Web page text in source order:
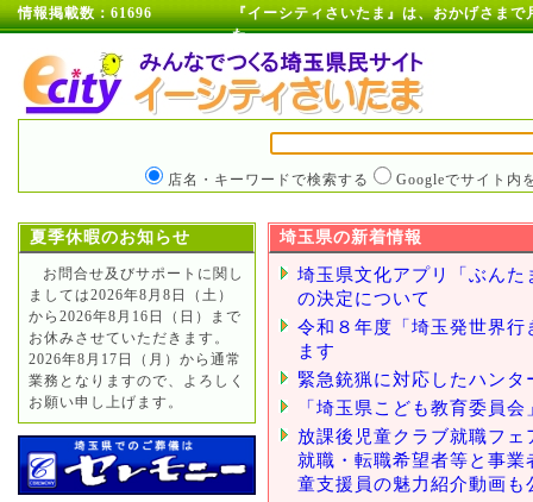
情報掲載数：61696
『イーシティさいたま』は、おかげさま
た。
店名・キーワードで検索する Googleでサイト内
夏季休暇のお知らせ
お問合せ及びサポートに関し
ましては2026年8月8日（土）
から2026年8月16日（日）まで
お休みさせていただきます。
2026年8月17日（月）から通常
業務となりますので、よろしく
お願い申し上げます。
埼玉県の新着情報
埼玉県文化アプリ「ぶん
の決定について
令和８年度「埼玉発世界
ます
緊急銃猟に対応したハン
「埼玉県こども教育委員
放課後児童クラブ就職フ
就職・転職希望者等と事
童支援員の魅力紹介動画も